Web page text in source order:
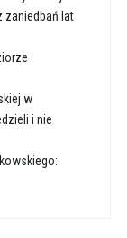
zaniedbań lat
w
i nie